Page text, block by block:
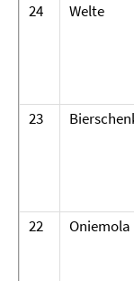
24
Welte
23
22
Oniemola